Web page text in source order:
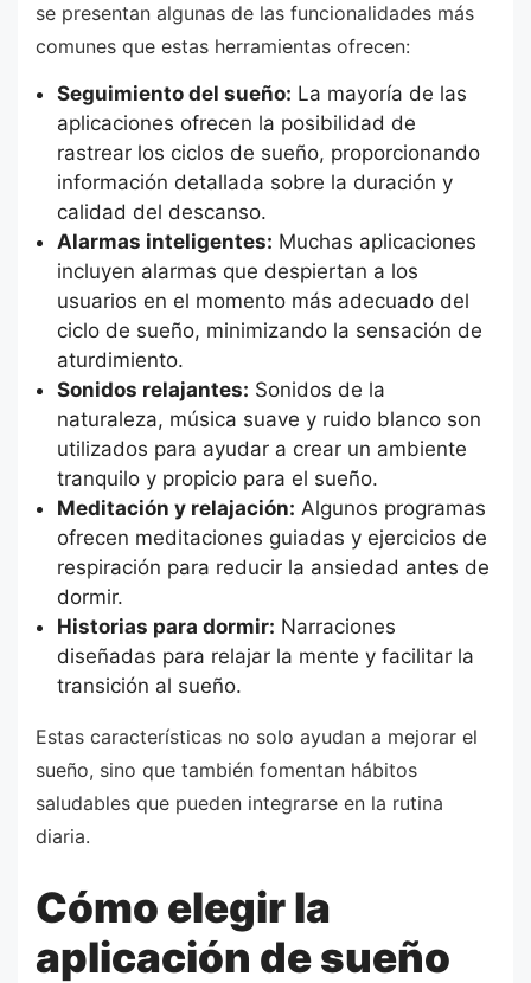
se presentan algunas de las funcionalidades más
comunes que estas herramientas ofrecen:
Seguimiento del sueño: La mayoría de las
aplicaciones ofrecen la posibilidad de
rastrear los ciclos de sueño, proporcionando
información detallada sobre la duración y
calidad del descanso.
Alarmas inteligentes: Muchas aplicaciones
incluyen alarmas que despiertan a los
usuarios en el momento más adecuado del
ciclo de sueño, minimizando la sensación de
aturdimiento.
Sonidos relajantes: Sonidos de la
naturaleza, música suave y ruido blanco son
utilizados para ayudar a crear un ambiente
tranquilo y propicio para el sueño.
Meditación y relajación: Algunos programas
ofrecen meditaciones guiadas y ejercicios de
respiración para reducir la ansiedad antes de
dormir.
Historias para dormir: Narraciones
diseñadas para relajar la mente y facilitar la
transición al sueño.
Estas características no solo ayudan a mejorar el
sueño, sino que también fomentan hábitos
saludables que pueden integrarse en la rutina
diaria.
Cómo elegir la
aplicación de sueño